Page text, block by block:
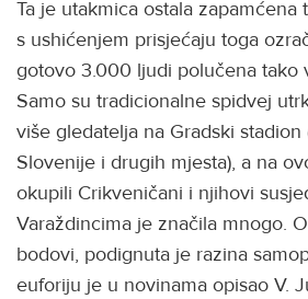
Ta je utakmica ostala zapamćena
s ushićenjem prisjećaju toga
gotovo 3.000 ljudi polučena tako
Samo su tradicionalne spidvej
više gledatelja na Gradski
Slovenije i drugih mjesta), a na
okupili Crikveničani i njihovi
Varaždincima je značila mnogo.
bodovi, podignuta je razina
euforiju je u novinama opisao